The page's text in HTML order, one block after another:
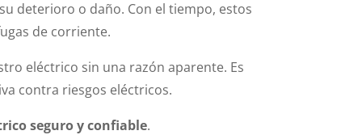
deterioro o daño. Con el tiempo, estos
de corriente.
eléctrico sin una razón aparente. Es
contra riesgos eléctricos.
seguro y confiable.